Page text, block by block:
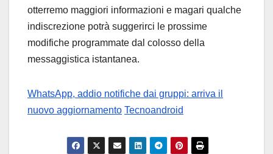
otterremo maggiori informazioni e magari qualche
indiscrezione potrà suggerirci le prossime
modifiche programmate dal colosso della
messaggistica istantanea.
WhatsApp, addio notifiche dai gruppi: arriva il
nuovo aggiornamento Tecnoandroid